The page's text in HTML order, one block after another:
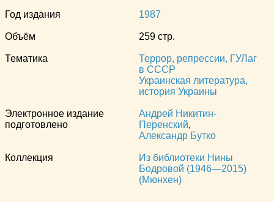
Год издания 1987
Объём 259 стр.
Тематика
Террор, репрессии, ГУЛаг
в СССР
Украинская литература,
история Украины
Электронное издание
подготовлено
Андрей Никитин-
Перенский,
Александр Бутко
Коллекция
Из библиотеки Нины
Бодровой (1946—2015)
(Мюнхен)